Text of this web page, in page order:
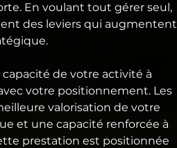
En voulant tout gérer seul,
des leviers qui augmentent
capacité de votre activité à
votre positionnement. Les
valorisation de votre
et une capacité renforcée à
prestation est positionnée